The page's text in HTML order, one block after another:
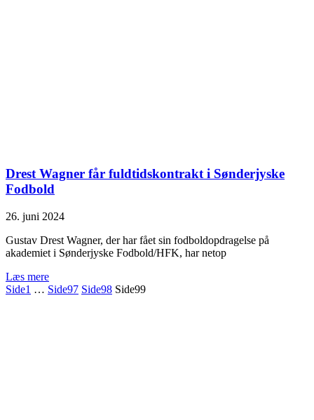
Drest Wagner får fuldtidskontrakt i Sønderjyske
Fodbold
26. juni 2024
Gustav Drest Wagner, der har fået sin fodboldopdragelse på
akademiet i Sønderjyske Fodbold/HFK, har netop
Læs mere
Side1 … Side97 Side98 Side99